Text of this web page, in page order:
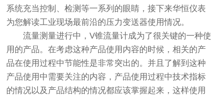
系统充当控制、检测等一系列的眼睛，接下来华恒仪表
为您解读工业现场最前沿的压力变送器使用情况。
流量测量进行中，V锥流量计成为了很关键的一种使
用的产品。在考虑这种产品使用内容的时候，相关的产
品在使用过程中节能性是非常突出的。并且了解到这种
产品使用中需要关注的内容，产品使用过程中技术指标
的情况以及产品结构的情况都应该掌握起来，这样使用